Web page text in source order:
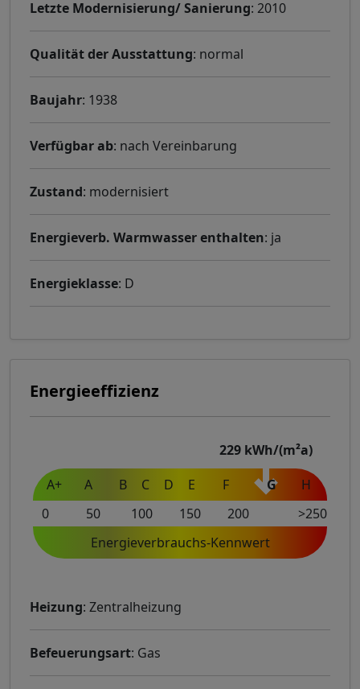
Letzte Modernisierung/ Sanierung: 2010
Qualität der Ausstattung: normal
Baujahr: 1938
Verfügbar ab: nach Vereinbarung
Zustand: modernisiert
Energieverb. Warmwasser enthalten: ja
Energieklasse: D
Energieeffizienz
A+ A B C D E F G H
229 kWh/(m²a)
0 50 100 150 200
>250
Energieverbrauchs-Kennwert
Heizung: Zentralheizung
Befeuerungsart: Gas